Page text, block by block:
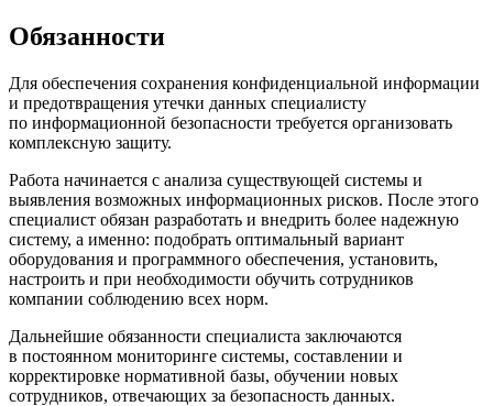
Обязанности
Для обеспечения сохранения конфиденциальной информации
и предотвращения утечки данных специалисту
по информационной безопасности требуется организовать
комплексную защиту.
Работа начинается с анализа существующей системы и
выявления возможных информационных рисков. После этого
специалист обязан разработать и внедрить более надежную
систему, а именно: подобрать оптимальный вариант
оборудования и программного обеспечения, установить,
настроить и при необходимости обучить сотрудников
компании соблюдению всех норм.
Дальнейшие обязанности специалиста заключаются
в постоянном мониторинге системы, составлении и
корректировке нормативной базы, обучении новых
сотрудников, отвечающих за безопасность данных.